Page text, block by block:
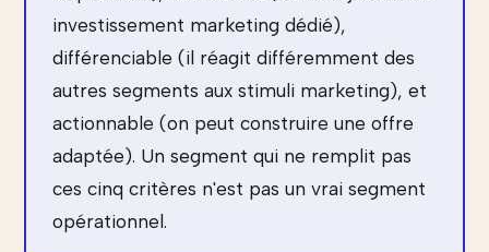
investissement marketing dédié),
différenciable (il réagit différemment des
autres segments aux stimuli marketing), et
actionnable (on peut construire une offre
adaptée). Un segment qui ne remplit pas
ces cinq critères n'est pas un vrai segment
opérationnel.